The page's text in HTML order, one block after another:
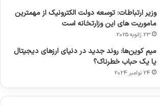
وزیر ارتباطات: توسعه دولت الکترونیک از مهمترین
ماموریت های این وزارتخانه است
23 ژانویه 2025
میم کوین‌ها: روند جدید در دنیای ارزهای دیجیتال
یا یک حباب خطرناک؟
24 نوامبر 2024